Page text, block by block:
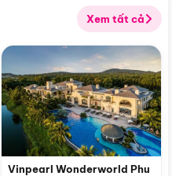
Xem tất cả
Vinpearl Wonderworld Phu